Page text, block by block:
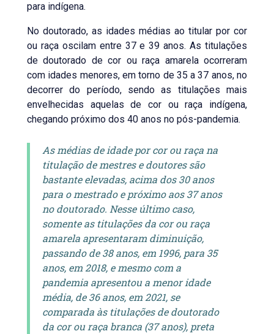
para indígena.
No doutorado, as idades médias ao titular por cor
ou raça oscilam entre 37 e 39 anos. As titulações
de doutorado de cor ou raça amarela ocorreram
com idades menores, em torno de 35 a 37 anos, no
decorrer do período, sendo as titulações mais
envelhecidas aquelas de cor ou raça indígena,
chegando próximo dos 40 anos no pós-pandemia.
As médias de idade por cor ou raça na
titulação de mestres e doutores são
bastante elevadas, acima dos 30 anos
para o mestrado e próximo aos 37 anos
no doutorado. Nesse último caso,
somente as titulações da cor ou raça
amarela apresentaram diminuição,
passando de 38 anos, em 1996, para 35
anos, em 2018, e mesmo com a
pandemia apresentou a menor idade
média, de 36 anos, em 2021, se
comparada às titulações de doutorado
da cor ou raça branca (37 anos), preta